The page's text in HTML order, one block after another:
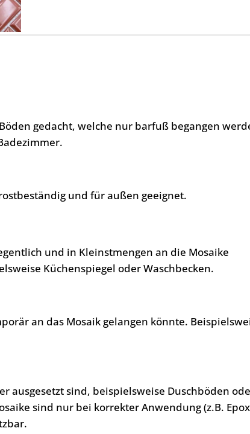
gedacht, welche nur barfuß begangen
und für außen geeignet.
und in Kleinstmengen an die Mosaike
Küchenspiegel oder Waschbecken.
an das Mosaik gelangen könnte.
ausgesetzt sind, beispielsweise Duschböden
sind nur bei korrekter Anwendung (z.B.